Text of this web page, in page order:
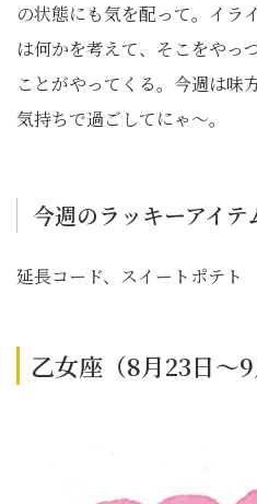
の状態にも気を配って。イラ
は何かを考えて、そこをやっ
ことがやってくる。今週は味
気持ちで過ごしてにゃ〜。
今週のラッキーアイテ
延長コード、スイートポテト
乙女座（8月23日